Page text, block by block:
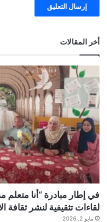
أخر المقالات
في إطار مبادرة “أنا متعلم
لقاءات تثقيفية لنشر ثقافة
مايو 2, 2026